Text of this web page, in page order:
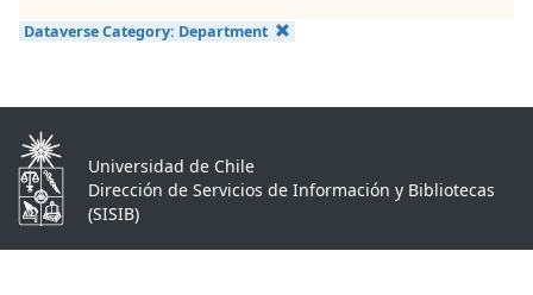
Dataverse Category: Department
Universidad de Chile
Dirección de Servicios de Información y Bibliotecas
(SISIB)